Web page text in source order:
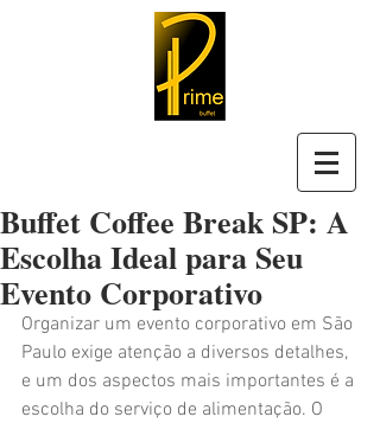
Buffet Coffee Break SP: A
Escolha Ideal para Seu
Evento Corporativo
Organizar um evento corporativo em São
Paulo exige atenção a diversos detalhes,
e um dos aspectos mais importantes é a
escolha do serviço de alimentação. O